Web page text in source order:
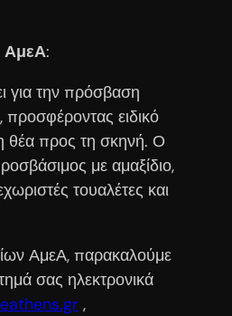
ΑμεΑ:
για την πρόσβαση
ειδικό
θέα προς τη σκηνή. Ο
με αμαξίδιο,
τουαλέτες και
ΑμεΑ, παρακαλούμε
σας ηλεκτρονικά
,